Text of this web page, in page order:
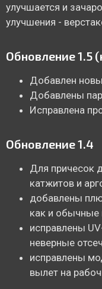
улучшается и
улучшения -
Обновление 1.5
Добавлен
Добавлены
Исправлена
Обновление 1.4
Для причесок
катжитов и
добавлены
как и обычные
исправлены
неверные
исправлены
вылет на